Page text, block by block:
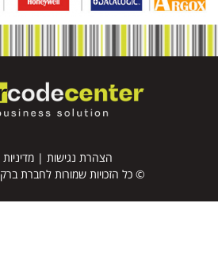
הצהרת נגישות |
© כל הזכויות שמורות לחברת ברקוד